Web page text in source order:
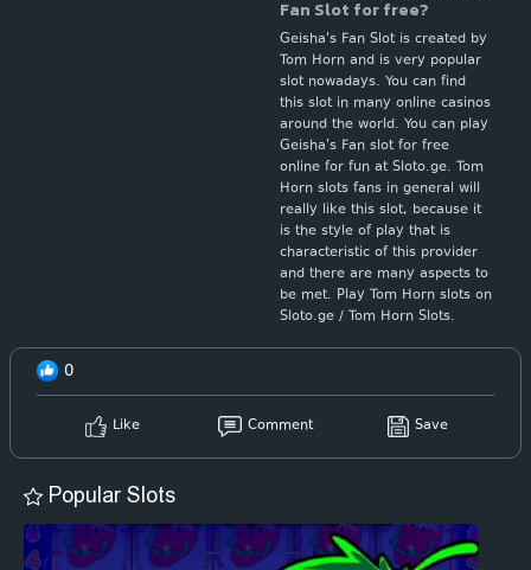
Fan Slot for free?
Geisha's Fan Slot is created by
Tom Horn and is very popular
slot nowadays. You can find
this slot in many online casinos
around the world. You can play
Geisha's Fan slot for free
online for fun at Sloto.ge. Tom
Horn slots fans in general will
really like this slot, because it
is the style of play that is
characteristic of this provider
and there are many aspects to
be met. Play Tom Horn slots on
Sloto.ge / Tom Horn Slots.
0
Like Comment Save
Popular Slots